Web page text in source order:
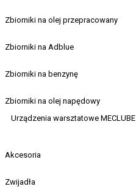
Zbiorniki na olej przepracowany
Zbiorniki na Adblue
Zbiorniki na benzynę
Zbiorniki na olej napędowy
Urządzenia warsztatowe MECLUBE
Akcesoria
Zwijadła